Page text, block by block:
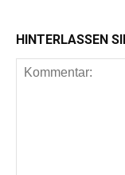
HINTERLASSEN